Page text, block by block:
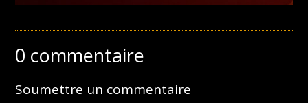
0 commentaire
Soumettre un commentaire